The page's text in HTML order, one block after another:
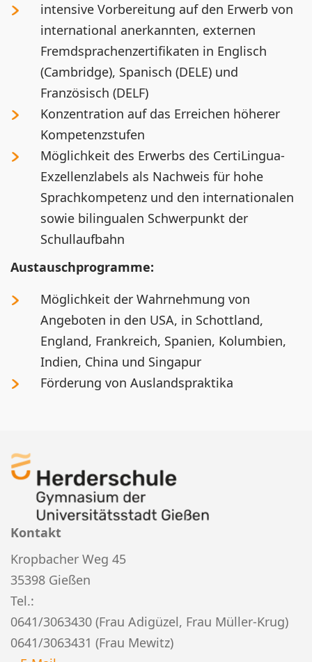
intensive Vorbereitung auf den Erwerb von
international anerkannten, externen
Fremdsprachenzertifikaten in Englisch
(Cambridge), Spanisch (DELE) und
Französisch (DELF)
Konzentration auf das Erreichen höherer
Kompetenzstufen
Möglichkeit des Erwerbs des CertiLingua-
Exzellenzlabels als Nachweis für hohe
Sprachkompetenz und den internationalen
sowie bilingualen Schwerpunkt der
Schullaufbahn
Austauschprogramme:
Möglichkeit der Wahrnehmung von
Angeboten in den USA, in Schottland,
England, Frankreich, Spanien, Kolumbien,
Indien, China und Singapur
Förderung von Auslandspraktika
Kontakt
Kropbacher Weg 45
35398 Gießen
Tel.:
0641/3063430 (Frau Adigüzel, Frau Müller-Krug)
0641/3063431 (Frau Mewitz)